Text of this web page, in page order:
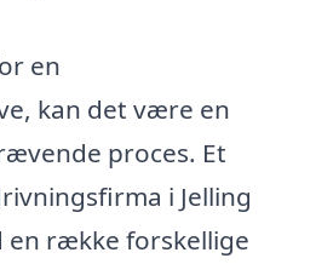
en
kan det være en
proces. Et
i Jelling
en række forskellige